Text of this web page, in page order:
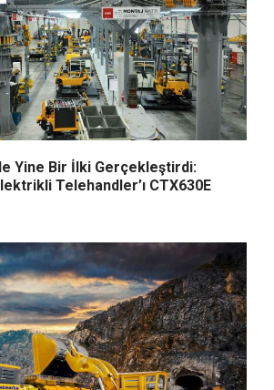
Yine Bir İlki Gerçekleştirdi:
Telehandler’ı CTX630E